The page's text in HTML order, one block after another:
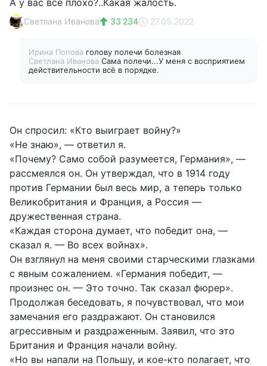
А у вас всё плохо?..Какая жалость.
Светлана Иванова 33 234 27.05.2022
Ирина Попова голову полечи болезная
Светлана Иванова Сама полечи...У меня с восприятием
действительности всё в порядке.
Он спросил: «Кто выиграет войну?»
«Не знаю», — ответил я.
«Почему? Само собой разумеется, Германия», —
рассмеялся он. Он утверждал, что в 1914 году
против Германии был весь мир, а теперь только
Великобритания и Франция, а Россия —
дружественная страна.
«Каждая сторона думает, что победит она, —
сказал я. — Во всех войнах».
Он взглянул на меня своими старческими глазками
с явным сожалением. «Германия победит, —
произнес он. — Это точно. Так сказал фюрер».
Продолжая беседовать, я почувствовал, что мои
замечания его раздражают. Он становился
агрессивным и раздраженным. Заявил, что это
Британия и Франция начали войну.
«Но вы напали на Польшу, и кое-кто полагает, что